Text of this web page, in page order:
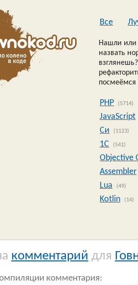
Все
Нашли или
назвать
посмеёмся
PHP (5714)
JavaScript
Си
(1123)
1C (541)
Objective
Assembler
Lua
(49)
Kotlin (14)
комментарий для
комментария: